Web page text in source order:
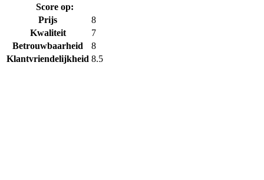
Score op:
Prijs
8
Kwaliteit
7
Betrouwbaarheid
8
Klantvriendelijkheid 8.5